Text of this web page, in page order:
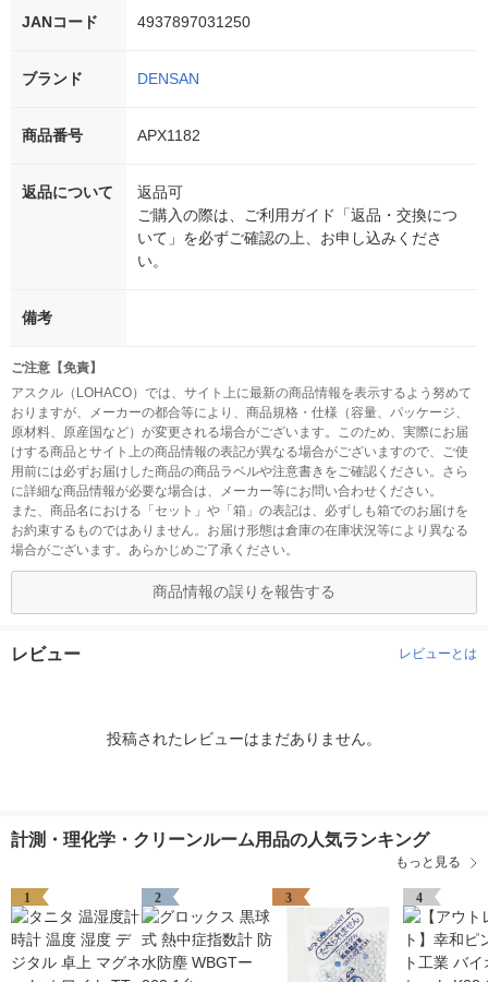
JANコード 4937897031250
ブランド DENSAN
商品番号 APX1182
返品について
返品可
ご購入の際は、ご利用ガイド「返品・交換につ
いて」を必ずご確認の上、お申し込みくださ
い。
備考
ご注意【免責】
アスクル（LOHACO）では、サイト上に最新の商品情報を表示するよう努めて
おりますが、メーカーの都合等により、商品規格・仕様（容量、パッケージ、
原材料、原産国など）が変更される場合がございます。このため、実際にお届
けする商品とサイト上の商品情報の表記が異なる場合がございますので、ご使
用前には必ずお届けした商品の商品ラベルや注意書きをご確認ください。さら
に詳細な商品情報が必要な場合は、メーカー等にお問い合わせください。
また、商品名における「セット」や「箱」の表記は、必ずしも箱でのお届けを
お約束するものではありません。お届け形態は倉庫の在庫状況等により異なる
場合がございます。あらかじめご了承ください。
商品情報の誤りを報告する
レビュー レビューとは
投稿されたレビューはまだありません。
計測・理化学・クリーンルーム用品の人気ランキング
もっと見る
1 2 3 4